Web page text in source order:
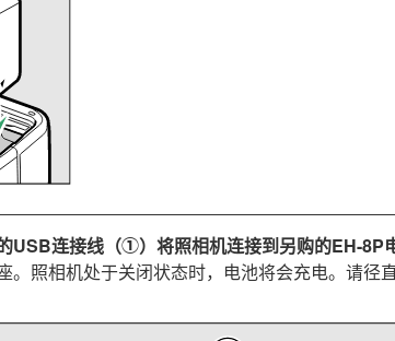
USB连接线（q）将照相机连接到另购的EH-8P
。照相机处于关闭状态时，电池将会充电。请径